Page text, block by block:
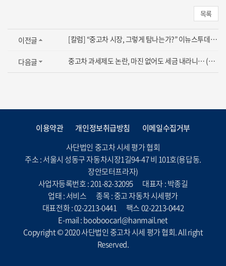
목록
이전글 [칼럼] “중고차 시장, 그렇게 탐나는가?” 이뉴스투데이 승인 2014.11.27 15:02
다음글 중고차 과세제도 논란, 마진 없어도 세금 내라니… (시세평가협회 박종길이사장 방송...
이용약관 개인정보취급방침
이메일수집거부
사단법인 중고차 시세 평가 협회
주소 : 서울시 성동구 자동차시장1길94-47 비 101호(용답동.
장안모터프라자)
사업자등록번호 : 201-82-32095
대표자 : 박종길
업태 : 서비스
종목 : 중고 자동차 시세평가
대표전화 : 02-2213-0441
팩스 02-2213-0442
E-mail : booboocarl@hanmail.net
Copyright © 2020 사단법인 중고차 시세 평가 협회. All right
Reserved.